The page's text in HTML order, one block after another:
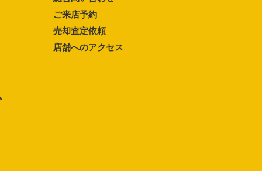
ご来店予約
売却査定依頼
店舗へのアクセス